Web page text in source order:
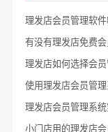
理发店会员管理软
有没有理发店免费
理发店如何选择会
使用理发店会员管
理发店会员管理系
小门店用的理发店